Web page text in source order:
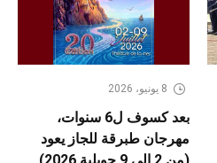
8 يونيو، 2026
بعد كسوف ل6 سنوات،
مهرجان طبرقة للجاز يعود